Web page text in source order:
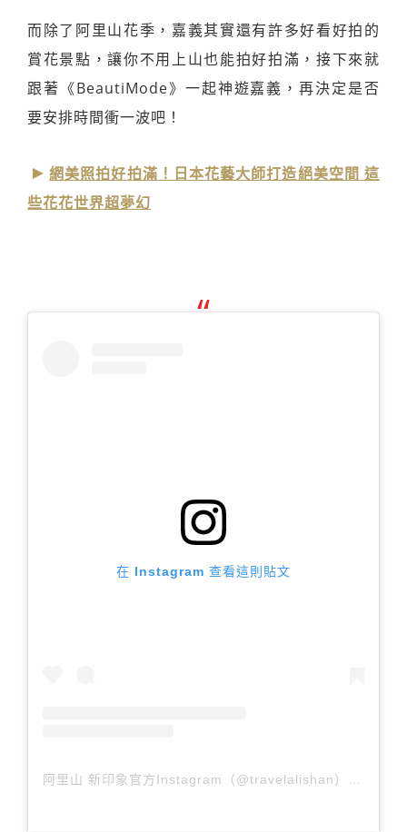
而除了阿里山花季，嘉義其實還有許多好看好拍的
賞花景點，讓你不用上山也能拍好拍滿，接下來就
跟著《BeautiMode》一起神遊嘉義，再決定是否
要安排時間衝一波吧！
網美照拍好拍滿！日本花藝大師打造絕美空間 這
些花花世界超夢幻
在 Instagram 查看這則貼文